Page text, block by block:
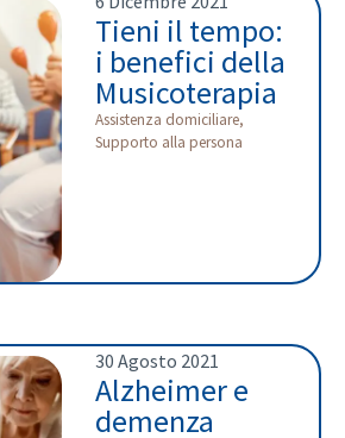
Tieni il tempo:
i benefici della
Musicoterapia
Assistenza domiciliare,
Supporto alla persona
30 Agosto 2021
Alzheimer e
demenza